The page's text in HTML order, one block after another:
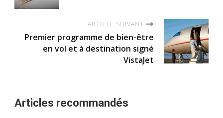
ARTICLE SUIVANT
Premier programme de bien-être
en vol et à destination signé
VistaJet
Articles recommandés